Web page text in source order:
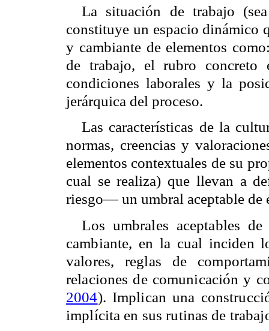
La situación de trabajo
constituye un espacio dinámico
y cambiante de elementos
de trabajo, el rubro
condiciones laborales y la
jerárquica del proceso.
Las características de la
normas, creencias y
elementos contextuales de su
cual se realiza) que llevan a
riesgo— un umbral aceptable de
Los umbrales aceptables
cambiante, en la cual inciden
valores, reglas de
relaciones de comunicación y
2004). Implican una
implícita en sus rutinas de